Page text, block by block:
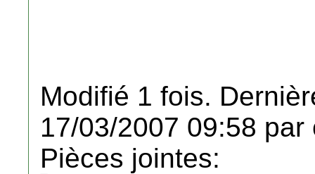
Modifié 1 fois.
17/03/2007 09:58 par
Pièces jointes: